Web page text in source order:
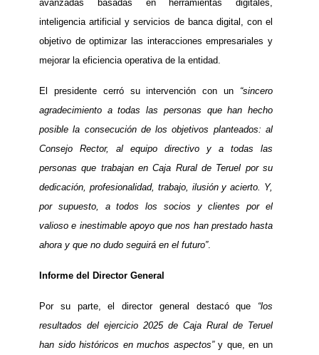
avanzadas basadas en herramientas digitales,
inteligencia artificial y servicios de banca digital, con el
objetivo de optimizar las interacciones empresariales y
mejorar la eficiencia operativa de la entidad.
El presidente cerró su intervención con un “sincero
agradecimiento a todas las personas que han hecho
posible la consecución de los objetivos planteados: al
Consejo Rector, al equipo directivo y a todas las
personas que trabajan en Caja Rural de Teruel por su
dedicación, profesionalidad, trabajo, ilusión y acierto. Y,
por supuesto, a todos los socios y clientes por el
valioso e inestimable apoyo que nos han prestado hasta
ahora y que no dudo seguirá en el futuro”.
Informe del Director General
Por su parte, el director general destacó que “los
resultados del ejercicio 2025 de Caja Rural de Teruel
han sido históricos en muchos aspectos”y que, en un